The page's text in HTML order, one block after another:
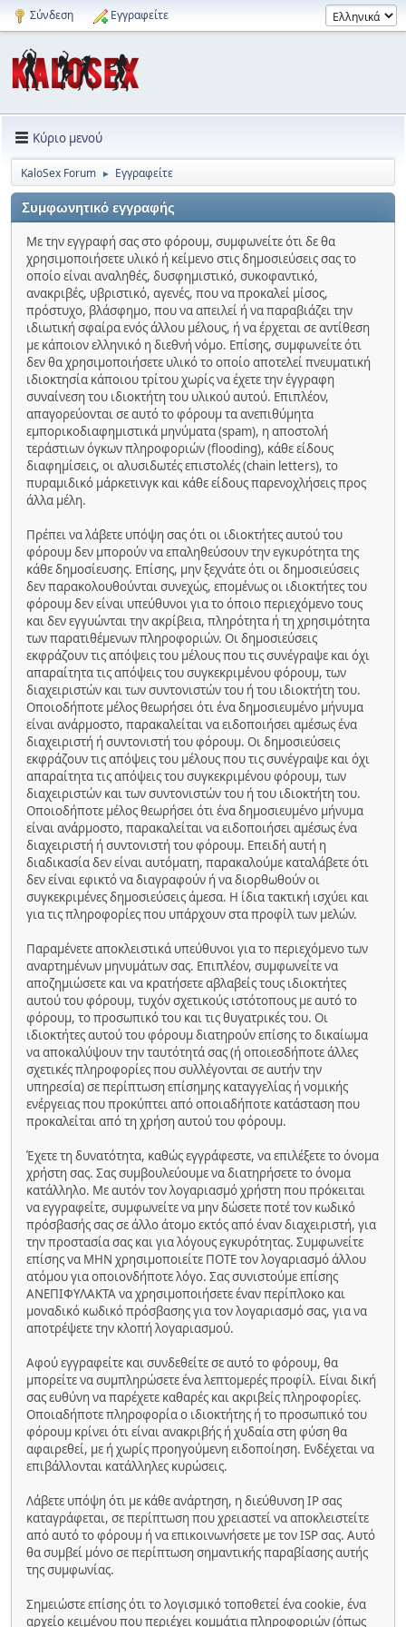
Σύνδεση Εγγραφείτε
Κύριο μενού
KaloSex Forum ► Εγγραφείτε
Συμφωνητικό εγγραφής
Με την εγγραφή σας στο φόρουμ, συμφωνείτε ότι δε θα
χρησιμοποιήσετε υλικό ή κείμενο στις δημοσιεύσεις σας το
οποίο είναι αναληθές, δυσφημιστικό, συκοφαντικό,
ανακριβές, υβριστικό, αγενές, που να προκαλεί μίσος,
πρόστυχο, βλάσφημο, που να απειλεί ή να παραβιάζει την
ιδιωτική σφαίρα ενός άλλου μέλους, ή να έρχεται σε αντίθεση
με κάποιον ελληνικό η διεθνή νόμο. Επίσης, συμφωνείτε ότι
δεν θα χρησιμοποιήσετε υλικό το οποίο αποτελεί πνευματική
ιδιοκτησία κάποιου τρίτου χωρίς να έχετε την έγγραφη
συναίνεση του ιδιοκτήτη του υλικού αυτού. Επιπλέον,
απαγορεύονται σε αυτό το φόρουμ τα ανεπιθύμητα
εμπορικοδιαφημιστικά μηνύματα (spam), η αποστολή
τεράστιων όγκων πληροφοριών (flooding), κάθε είδους
διαφημίσεις, οι αλυσιδωτές επιστολές (chain letters), το
πυραμιδικό μάρκετινγκ και κάθε είδους παρενοχλήσεις προς
άλλα μέλη.
Πρέπει να λάβετε υπόψη σας ότι οι ιδιοκτήτες αυτού του
φόρουμ δεν μπορούν να επαληθεύσουν την εγκυρότητα της
κάθε δημοσίευσης. Επίσης, μην ξεχνάτε ότι οι δημοσιεύσεις
δεν παρακολουθούνται συνεχώς, επομένως οι ιδιοκτήτες του
φόρουμ δεν είναι υπεύθυνοι για το όποιο περιεχόμενο τους
και δεν εγγυώνται την ακρίβεια, πληρότητα ή τη χρησιμότητα
των παρατιθέμενων πληροφοριών. Οι δημοσιεύσεις
εκφράζουν τις απόψεις του μέλους που τις συνέγραψε και όχι
απαραίτητα τις απόψεις του συγκεκριμένου φόρουμ, των
διαχειριστών και των συντονιστών του ή του ιδιοκτήτη του.
Οποιοδήποτε μέλος θεωρήσει ότι ένα δημοσιευμένο μήνυμα
είναι ανάρμοστο, παρακαλείται να ειδοποιήσει αμέσως ένα
διαχειριστή ή συντονιστή του φόρουμ. Οι δημοσιεύσεις
εκφράζουν τις απόψεις του μέλους που τις συνέγραψε και όχι
απαραίτητα τις απόψεις του συγκεκριμένου φόρουμ, των
διαχειριστών και των συντονιστών του ή του ιδιοκτήτη του.
Οποιοδήποτε μέλος θεωρήσει ότι ένα δημοσιευμένο μήνυμα
είναι ανάρμοστο, παρακαλείται να ειδοποιήσει αμέσως ένα
διαχειριστή ή συντονιστή του φόρουμ. Επειδή αυτή η
διαδικασία δεν είναι αυτόματη, παρακαλούμε καταλάβετε ότι
δεν είναι εφικτό να διαγραφούν ή να διορθωθούν οι
συγκεκριμένες δημοσιεύσεις άμεσα. Η ίδια τακτική ισχύει και
για τις πληροφορίες που υπάρχουν στα προφίλ των μελών.
Παραμένετε αποκλειστικά υπεύθυνοι για το περιεχόμενο των
αναρτημένων μηνυμάτων σας. Επιπλέον, συμφωνείτε να
αποζημιώσετε και να κρατήσετε αβλαβείς τους ιδιοκτήτες
αυτού του φόρουμ, τυχόν σχετικούς ιστότοπους με αυτό το
φόρουμ, το προσωπικό του και τις θυγατρικές του. Οι
ιδιοκτήτες αυτού του φόρουμ διατηρούν επίσης το δικαίωμα
να αποκαλύψουν την ταυτότητά σας (ή οποιεσδήποτε άλλες
σχετικές πληροφορίες που συλλέγονται σε αυτήν την
υπηρεσία) σε περίπτωση επίσημης καταγγελίας ή νομικής
ενέργειας που προκύπτει από οποιαδήποτε κατάσταση που
προκαλείται από τη χρήση αυτού του φόρουμ.
Έχετε τη δυνατότητα, καθώς εγγράφεστε, να επιλέξετε το όνομα
χρήστη σας. Σας συμβουλεύουμε να διατηρήσετε το όνομα
κατάλληλο. Με αυτόν τον λογαριασμό χρήστη που πρόκειται
να εγγραφείτε, συμφωνείτε να μην δώσετε ποτέ τον κωδικό
πρόσβασής σας σε άλλο άτομο εκτός από έναν διαχειριστή, για
την προστασία σας και για λόγους εγκυρότητας. Συμφωνείτε
επίσης να ΜΗΝ χρησιμοποιείτε ΠΟΤΕ τον λογαριασμό άλλου
ατόμου για οποιονδήποτε λόγο. Σας συνιστούμε επίσης
ΑΝΕΠΙΦΥΛΑΚΤΑ να χρησιμοποιήσετε έναν περίπλοκο και
μοναδικό κωδικό πρόσβασης για τον λογαριασμό σας, για να
αποτρέψετε την κλοπή λογαριασμού.
Αφού εγγραφείτε και συνδεθείτε σε αυτό το φόρουμ, θα
μπορείτε να συμπληρώσετε ένα λεπτομερές προφίλ. Είναι δική
σας ευθύνη να παρέχετε καθαρές και ακριβείς πληροφορίες.
Οποιαδήποτε πληροφορία ο ιδιοκτήτης ή το προσωπικό του
φόρουμ κρίνει ότι είναι ανακριβής ή χυδαία στη φύση θα
αφαιρεθεί, με ή χωρίς προηγούμενη ειδοποίηση. Ενδέχεται να
επιβάλλονται κατάλληλες κυρώσεις.
Λάβετε υπόψη ότι με κάθε ανάρτηση, η διεύθυνση IP σας
καταγράφεται, σε περίπτωση που χρειαστεί να αποκλειστείτε
από αυτό το φόρουμ ή να επικοινωνήσετε με τον ISP σας. Αυτό
θα συμβεί μόνο σε περίπτωση σημαντικής παραβίασης αυτής
της συμφωνίας.
Σημειώστε επίσης ότι το λογισμικό τοποθετεί ένα cookie, ένα
αρχείο κειμένου που περιέχει κομμάτια πληροφοριών (όπως